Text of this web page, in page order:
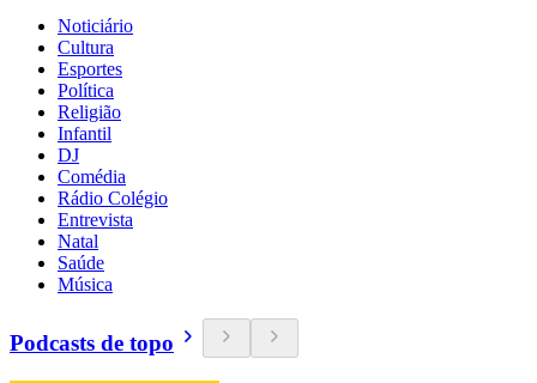
Noticiário
Cultura
Esportes
Política
Religião
Infantil
DJ
Comédia
Rádio Colégio
Entrevista
Natal
Saúde
Música
Podcasts de topo